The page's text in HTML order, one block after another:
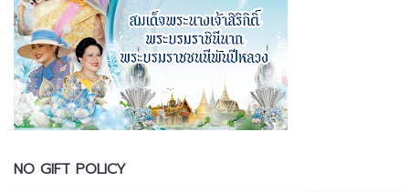
NO GIFT POLICY